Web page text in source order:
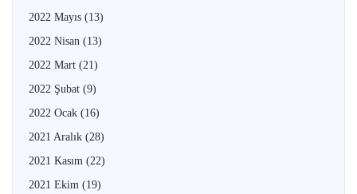
2022 Mayıs (13)
2022 Nisan (13)
2022 Mart (21)
2022 Şubat (9)
2022 Ocak (16)
2021 Aralık (28)
2021 Kasım (22)
2021 Ekim (19)